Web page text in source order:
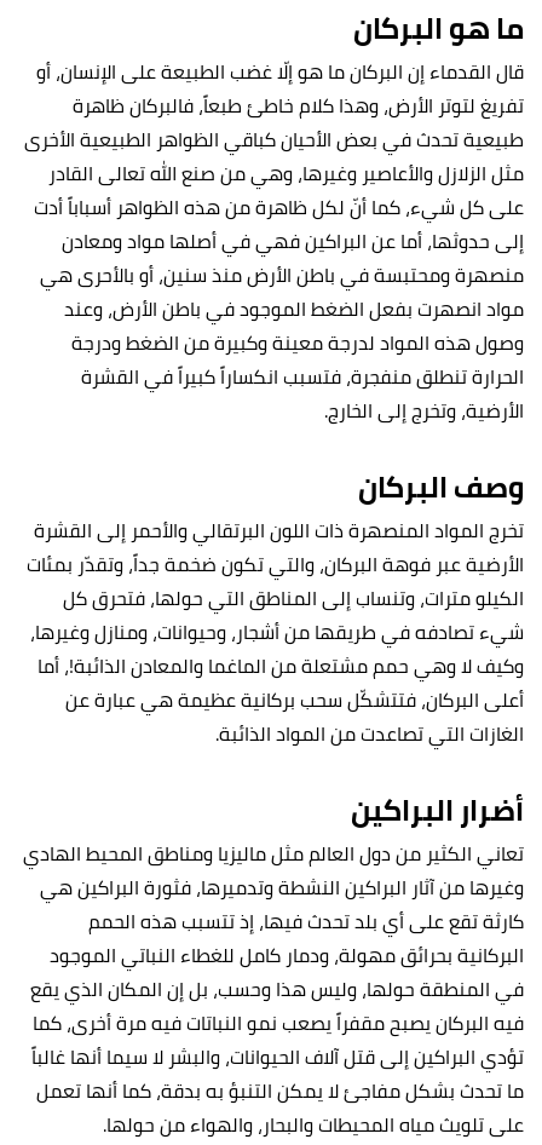
ما هو البركان
قال القدماء إن البركان ما هو إلّا غضب الطبيعة على الإنسان، أو
تفريغ لتوتر الأرض، وهذا كلام خاطئ طبعاً، فالبركان ظاهرة
طبيعية تحدث في بعض الأحيان كباقي الظواهر الطبيعية الأخرى
مثل الزلازل والأعاصير وغيرها، وهي من صنع الله تعالى القادر
على كل شيء، كما أنّ لكل ظاهرة من هذه الظواهر أسباباً أدت
إلى حدوثها، أما عن البراكين فهي في أصلها مواد ومعادن
منصهرة ومحتبسة في باطن الأرض منذ سنين، أو بالأحرى هي
مواد انصهرت بفعل الضغط الموجود في باطن الأرض، وعند
وصول هذه المواد لدرجة معينة وكبيرة من الضغط ودرجة
الحرارة تنطلق منفجرة، فتسبب انكساراً كبيراً في القشرة
الأرضية، وتخرج إلى الخارج.
وصف البركان
تخرج المواد المنصهرة ذات اللون البرتقالي والأحمر إلى القشرة
الأرضية عبر فوهة البركان، والتي تكون ضخمة جداً، وتقدّر بمئات
الكيلو مترات، وتنساب إلى المناطق التي حولها، فتحرق كل
شيء تصادفه في طريقها من أشجار، وحيوانات، ومنازل وغيرها،
وكيف لا وهي حمم مشتعلة من الماغما والمعادن الذائبة!، أما
أعلى البركان، فتتشكّل سحب بركانية عظيمة هي عبارة عن
الغازات التي تصاعدت من المواد الذائبة.
أضرار البراكين
تعاني الكثير من دول العالم مثل ماليزيا ومناطق المحيط الهادي
وغيرها من آثار البراكين النشطة وتدميرها، فثورة البراكين هي
كارثة تقع على أي بلد تحدث فيها، إذ تتسبب هذه الحمم
البركانية بحرائق مهولة، ودمار كامل للغطاء النباتي الموجود
في المنطقة حولها، وليس هذا وحسب، بل إن المكان الذي يقع
فيه البركان يصبح مقفراً يصعب نمو النباتات فيه مرة أخرى، كما
تؤدي البراكين إلى قتل آلاف الحيوانات، والبشر لا سيما أنها غالباً
ما تحدث بشكل مفاجئ لا يمكن التنبؤ به بدقة، كما أنها تعمل
على تلويث مياه المحيطات والبحار، والهواء من حولها.